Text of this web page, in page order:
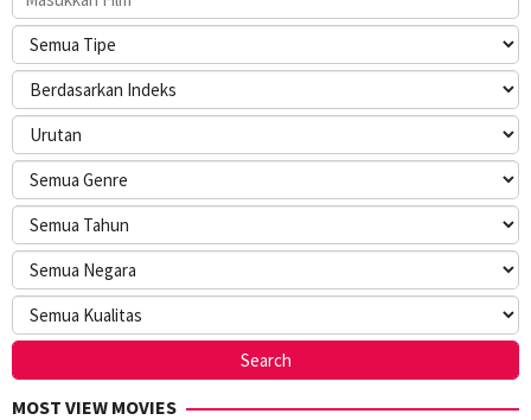
MOST VIEW MOVIES